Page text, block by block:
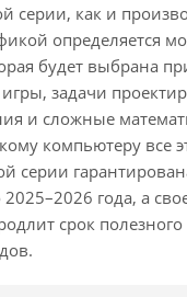
серии, как и
определяется
будет выбрана
задачи
и сложные
компьютеру все
серии
года, а
срок